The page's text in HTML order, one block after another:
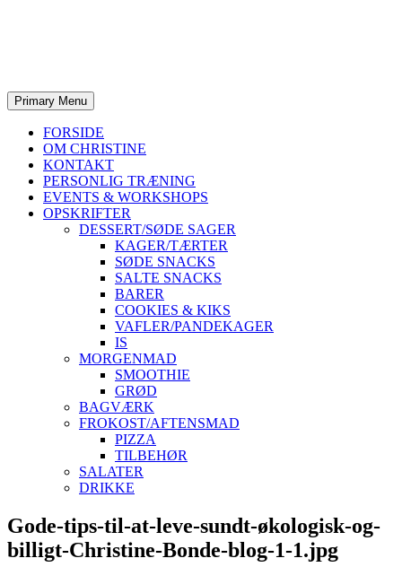
Primary Menu
FORSIDE
OM CHRISTINE
KONTAKT
PERSONLIG TRÆNING
EVENTS & WORKSHOPS
OPSKRIFTER
DESSERT/SØDE SAGER
KAGER/TÆRTER
SØDE SNACKS
SALTE SNACKS
BARER
COOKIES & KIKS
VAFLER/PANDEKAGER
IS
MORGENMAD
SMOOTHIE
GRØD
BAGVÆRK
FROKOST/AFTENSMAD
PIZZA
TILBEHØR
SALATER
DRIKKE
Skip
to
content
Gode-tips-til-at-leve-sundt-økologisk-og-
billigt-Christine-Bonde-blog-1-1.jpg